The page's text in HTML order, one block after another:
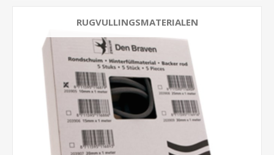
RUGVULLINGSMATERIALEN